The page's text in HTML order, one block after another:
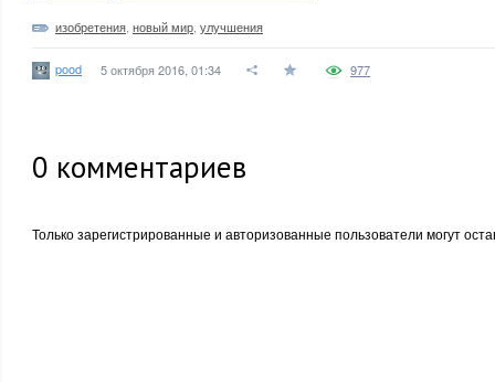
изобретения новый мир улучшения
pood 5 октября 2016, 01:34 977
0 комментариев
Только зарегистрированные и авторизованные пользователи могут